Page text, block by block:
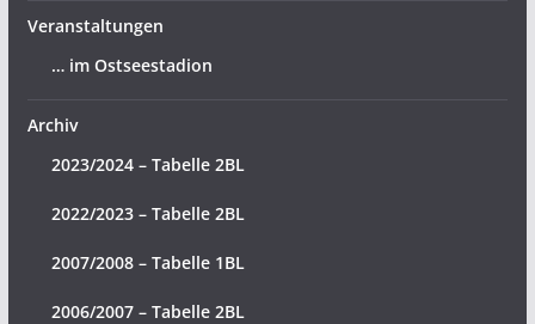
Veranstaltungen
… im Ostseestadion
Archiv
2023/2024 – Tabelle 2BL
2022/2023 – Tabelle 2BL
2007/2008 – Tabelle 1BL
2006/2007 – Tabelle 2BL